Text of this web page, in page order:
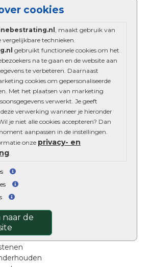
cookies
, maakt gebruik van
vergelijkbare technieken.
gebruikt functionele cookies om het
na te gaan en de website aan
te verbeteren. Daarnaast
cookies om gepersonaliseerde
Met het plaatsen van marketing
verwerkt. Je geeft
verwerking wanneer je hieronder
je niet alle cookies accepteren? Dan
aanpassen in de instellingen.
onze privacy- en
.
naar de
tuin in?